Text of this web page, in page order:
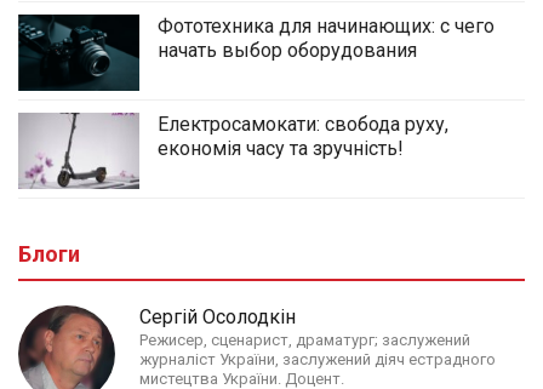
Фототехника для начинающих: с чего
начать выбор оборудования
Електросамокати: свобода руху,
економія часу та зручність!
Блоги
Сергій Осолодкін
Режисер, сценарист, драматург; заслужений
журналіст України, заслужений діяч естрадного
мистецтва України. Доцент.